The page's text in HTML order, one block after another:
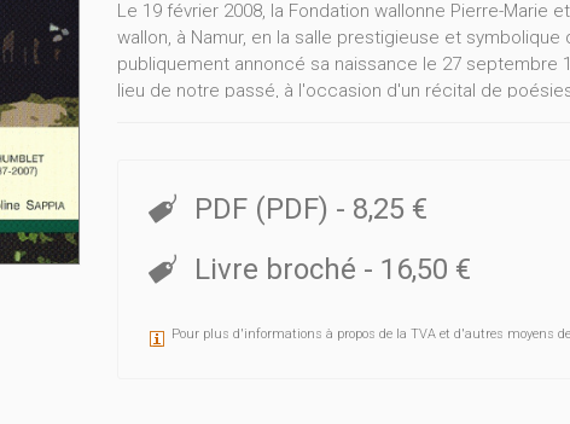
Le 19 février 2008, la Fondation wallonne Pierre-
wallon, à Namur, en la salle prestigieuse et
publiquement annoncé sa naissance le 27 septembre
lieu de notre passé, à l'occasion d'un récital de
nombrilistes des acquis, c'est de prospective qu'il
PDF (PDF) - 8,25 €
Livre broché - 16,50 €
Pour plus d'informations à propos de la TVA et d'autres moyens